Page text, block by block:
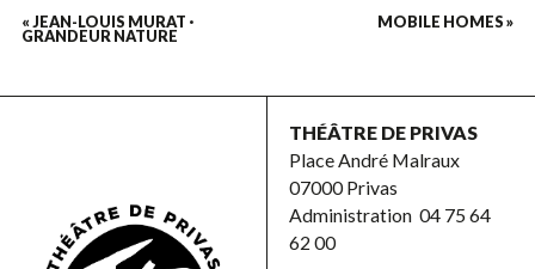
« JEAN-LOUIS MURAT ·
GRANDEUR NATURE
MOBILE HOMES »
THÉÂTRE DE PRIVAS
Place André Malraux
07000 Privas
Administration 04 75 64
62 00